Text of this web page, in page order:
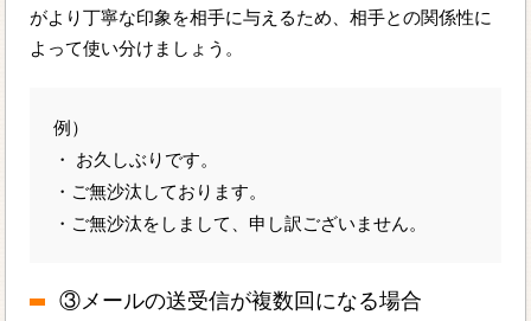
がより丁寧な印象を相手に与えるため、相手との関係性に
よって使い分けましょう。
例）
・ お久しぶりです。
・ご無沙汰しております。
・ご無沙汰をしまして、申し訳ございません。
③メールの送受信が複数回になる場合